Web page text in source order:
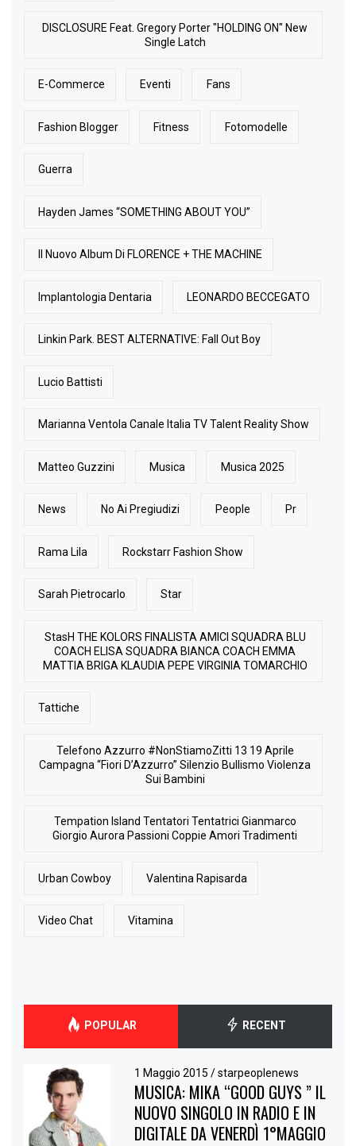
DISCLOSURE Feat. Gregory Porter "HOLDING ON" New
Single Latch
E-Commerce Eventi Fans
Fashion Blogger Fitness Fotomodelle
Guerra
Hayden James “SOMETHING ABOUT YOU”
Il Nuovo Album Di FLORENCE + THE MACHINE
Implantologia Dentaria LEONARDO BECCEGATO
Linkin Park. BEST ALTERNATIVE: Fall Out Boy
Lucio Battisti
Marianna Ventola Canale Italia TV Talent Reality Show
Matteo Guzzini Musica Musica 2025
News No Ai Pregiudizi People Pr
Rama Lila Rockstarr Fashion Show
Sarah Pietrocarlo Star
StasH THE KOLORS FINALISTA AMICI SQUADRA BLU
COACH ELISA SQUADRA BIANCA COACH EMMA
MATTIA BRIGA KLAUDIA PEPE VIRGINIA TOMARCHIO
Tattiche
Telefono Azzurro #NonStiamoZitti 13 19 Aprile
Campagna “Fiori D’Azzurro” Silenzio Bullismo Violenza
Sui Bambini
Tempation Island Tentatori Tentatrici Gianmarco
Giorgio Aurora Passioni Coppie Amori Tradimenti
Urban Cowboy Valentina Rapisarda
Video Chat Vitamina
POPULAR RECENT
1 Maggio 2015/ starpeoplenews
MUSICA: MIKA “GOOD GUYS ” IL
NUOVO SINGOLO IN RADIO E IN
DIGITALE DA VENERDÌ 1°MAGGIO